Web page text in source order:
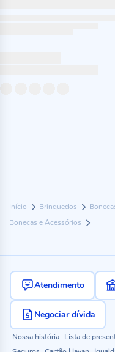
Início Brinquedos
Bonecas e Acessórios
Atendimento
Negociar dívida
Nossa história Lista de